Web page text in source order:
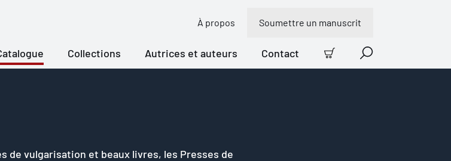
À propos Soumettre un manuscrit
Collections Autrices et auteurs Contact
Panier Recherche
de vulgarisation et beaux livres, les Presses de